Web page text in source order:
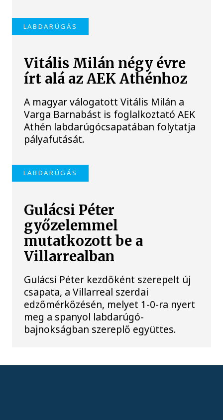
LABDARÚGÁS
Vitális Milán négy évre
írt alá az AEK Athénhoz
A magyar válogatott Vitális Milán a
Varga Barnabást is foglalkoztató AEK
Athén labdarúgócsapatában folytatja
pályafutását.
LABDARÚGÁS
Gulácsi Péter
győzelemmel
mutatkozott be a
Villarrealban
Gulácsi Péter kezdőként szerepelt új
csapata, a Villarreal szerdai
edzőmérkőzésén, melyet 1-0-ra nyert
meg a spanyol labdarúgó-
bajnokságban szereplő együttes.